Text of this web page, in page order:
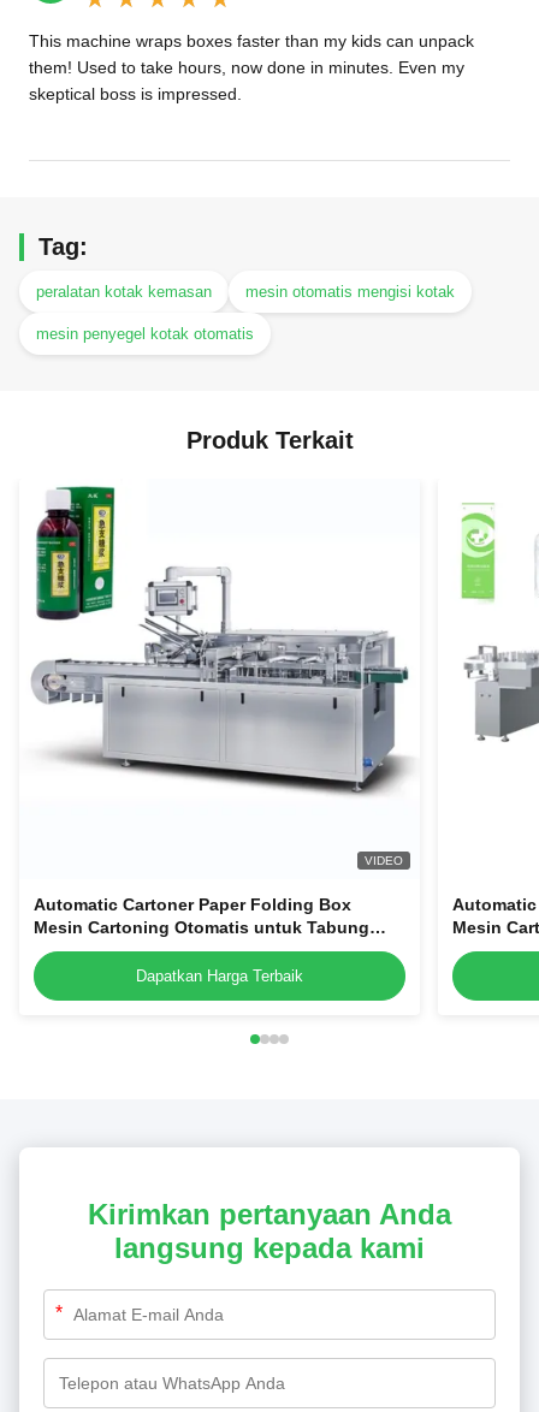
This machine wraps boxes faster than my kids can unpack
them! Used to take hours, now done in minutes. Even my
skeptical boss is impressed.
Tag:
peralatan kotak kemasan mesin otomatis mengisi kotak
mesin penyegel kotak otomatis
Produk Terkait
VIDEO
Automatic Cartoner Paper Folding Box
Mesin Cartoning Otomatis untuk Tabung
Kosmetik Botol Botol
Dapatkan Harga Terbaik
Mesin
Kirimkan pertanyaan Anda
langsung kepada kami
*